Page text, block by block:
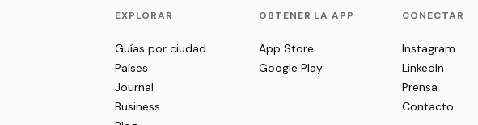
EXPLORAR
Guías por ciudad
Países
Journal
Business
OBTENER LA APP
App Store
Google Play
CONECTAR
Instagram
LinkedIn
Prensa
Contacto